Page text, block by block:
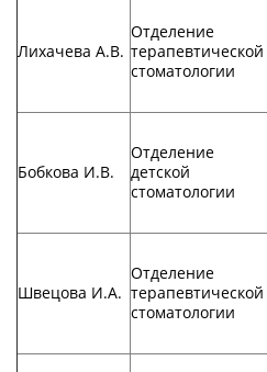
Лихачева А.В.
Отделение
терапевтической
стоматологии
Бобкова И.В.
Отделение
детской
стоматологии
Швецова И.А.
Отделение
терапевтической
стоматологии